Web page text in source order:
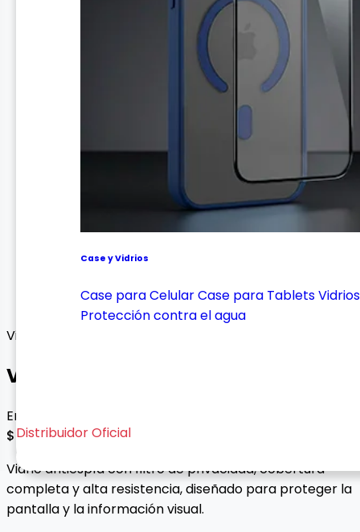
Case y Vidrios
Case para CelularCase para TabletsVidrios
Protección contra el agua
Distribuidor Oficial
Vidrios
Vidrio Antiespía
Envío gratis con esta oferta
$ 45.000
Vidrio antiespía con filtro de privacidad, cobertura
completa y alta resistencia, diseñado para proteger la
pantalla y la información visual.